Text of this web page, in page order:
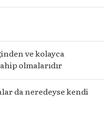
ve kolayca
olmalarıdır
da neredeyse kendi